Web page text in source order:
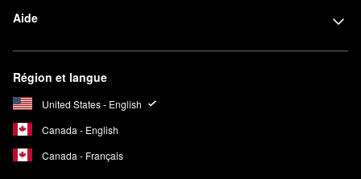
Aide
Région et langue
United States - English
Canada - English
Canada - Français